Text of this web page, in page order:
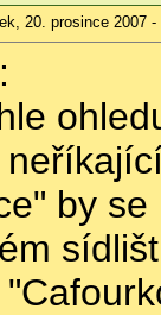
20. prosince 2007 -
by